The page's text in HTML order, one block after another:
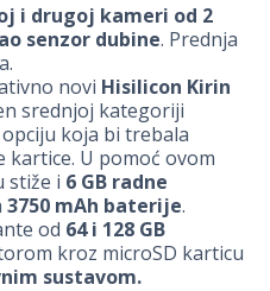
i drugoj kameri od 2
senzor dubine. Prednja
novi Hisilicon Kirin
srednjoj kategoriji
koja bi trebala
U pomoć ovom
stiže i 6 GB radne
3750 mAh baterije.
od 64 i 128 GB
kroz microSD karticu
sustavom.